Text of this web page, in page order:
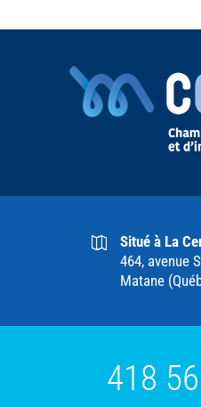
Situé à La
464, avenue
Matane
418